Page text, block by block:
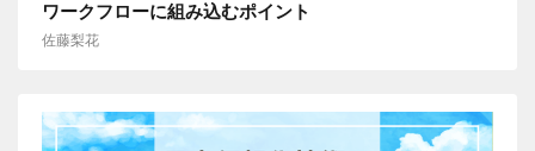
ワークフローに組み込むポイント
佐藤梨花